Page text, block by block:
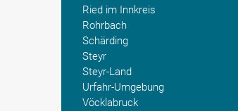
Ried im Innkreis
Rohrbach
Schärding
Steyr
Steyr-Land
Urfahr-Umgebung
Vöcklabruck